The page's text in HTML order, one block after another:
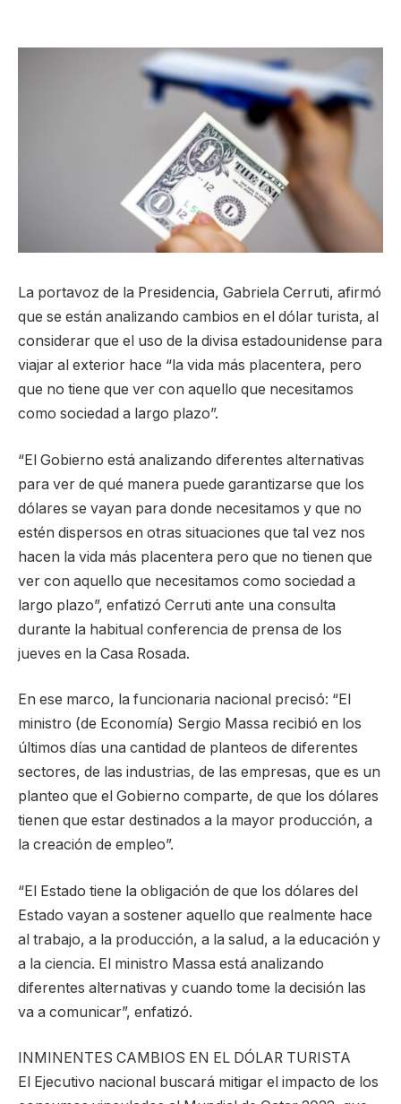
La portavoz de la Presidencia, Gabriela Cerruti, afirmó
que se están analizando cambios en el dólar turista, al
considerar que el uso de la divisa estadounidense para
viajar al exterior hace “la vida más placentera, pero
que no tiene que ver con aquello que necesitamos
como sociedad a largo plazo”.
“El Gobierno está analizando diferentes alternativas
para ver de qué manera puede garantizarse que los
dólares se vayan para donde necesitamos y que no
estén dispersos en otras situaciones que tal vez nos
hacen la vida más placentera pero que no tienen que
ver con aquello que necesitamos como sociedad a
largo plazo”, enfatizó Cerruti ante una consulta
durante la habitual conferencia de prensa de los
jueves en la Casa Rosada.
En ese marco, la funcionaria nacional precisó: “El
ministro (de Economía) Sergio Massa recibió en los
últimos días una cantidad de planteos de diferentes
sectores, de las industrias, de las empresas, que es un
planteo que el Gobierno comparte, de que los dólares
tienen que estar destinados a la mayor producción, a
la creación de empleo”.
“El Estado tiene la obligación de que los dólares del
Estado vayan a sostener aquello que realmente hace
al trabajo, a la producción, a la salud, a la educación y
a la ciencia. El ministro Massa está analizando
diferentes alternativas y cuando tome la decisión las
va a comunicar”, enfatizó.
INMINENTES CAMBIOS EN EL DÓLAR TURISTA
El Ejecutivo nacional buscará mitigar el impacto de los